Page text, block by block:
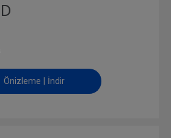
Önizleme | İndir